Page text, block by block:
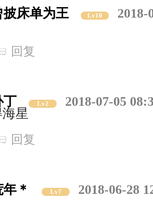
披床单为王 Lv10
2018-
回复
丁 Lv2
2018-07-05
星
回复
＊ Lv7
2018-06-28